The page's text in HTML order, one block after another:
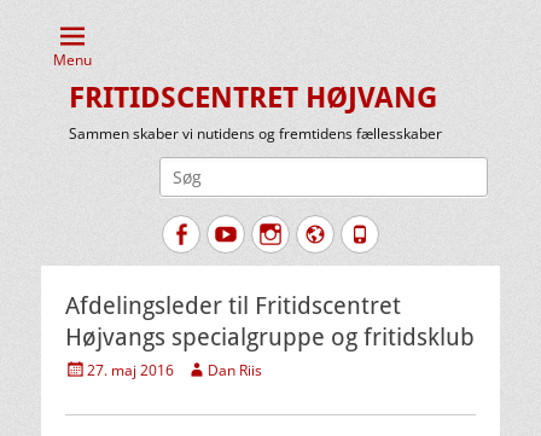
Menu
FRITIDSCENTRET HØJVANG
Sammen skaber vi nutidens og fremtidens fællesskaber
FacebookYouTubeInstagram
Website
Tlf.
Afdelingsleder til Fritidscentret
Højvangs specialgruppe og fritidsklub
Udgivet
27. maj 2016 Forfatter
Dan Riis